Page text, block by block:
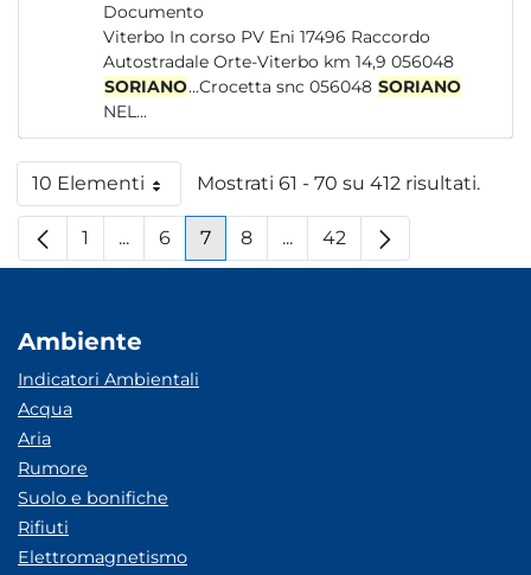
Documento
Viterbo In corso PV Eni 17496 Raccordo
Autostradale Orte-Viterbo km 14,9 056048
SORIANO...Crocetta snc 056048 SORIANO
NEL...
10 ElementiPer paginaMostrati 61 - 70 su 412 risultati.
Pagina
1 ...Pagine intermedie
Pagina
6 Pagina
7 Pagina
8 ...Pagine intermedie
Pagina
42
Ambiente
Indicatori Ambientali
Acqua
Aria
Rumore
Suolo e bonifiche
Rifiuti
Elettromagnetismo